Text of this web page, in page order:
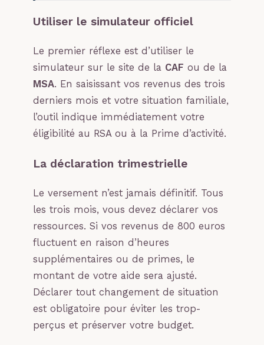
Utiliser le simulateur officiel
Le premier réflexe est d’utiliser le
simulateur sur le site de la CAF ou de la
MSA. En saisissant vos revenus des trois
derniers mois et votre situation familiale,
l’outil indique immédiatement votre
éligibilité au RSA ou à la Prime d’activité.
La déclaration trimestrielle
Le versement n’est jamais définitif. Tous
les trois mois, vous devez déclarer vos
ressources. Si vos revenus de 800 euros
fluctuent en raison d’heures
supplémentaires ou de primes, le
montant de votre aide sera ajusté.
Déclarer tout changement de situation
est obligatoire pour éviter les trop-
perçus et préserver votre budget.